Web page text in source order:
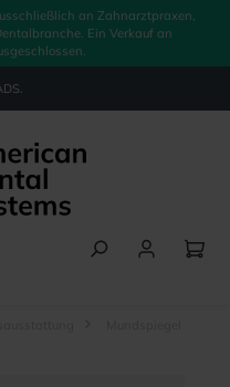
an Zahnarztpraxen,
Ein Verkauf an